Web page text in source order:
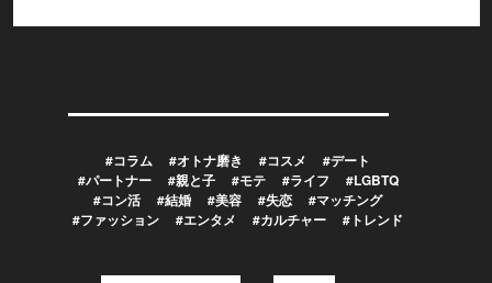
#コラム #オトナ磨き #コスメ
#デート
#パートナー
#親と子 #モテ #ライフ
#LGBTQ
#コン活
#結婚 #美容 #失恋
#マッチング
#ファッション
#エンタメ #カルチャー #トレンド